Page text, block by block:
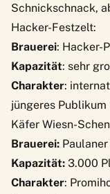
Schnickschnack,
Hacker-Festzelt:
Brauerei: Hacker-
Kapazität: sehr
Charakter:
jüngeres Publikum
Käfer Wiesn-
Brauerei:
Kapazität: 3.000
Charakter: